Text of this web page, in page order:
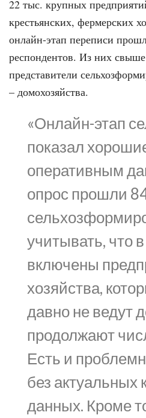
22 тыс. крупных
крестьянских, фермерских
онлайн-этап переписи
респондентов. Из них
представители
– домохозяйства.
«Онлайн-этап
показал
оперативным
опрос прошли
учитывать, что
включены
хозяйства,
давно не ведут
продолжают
Есть и
без актуальных
данных. Кроме